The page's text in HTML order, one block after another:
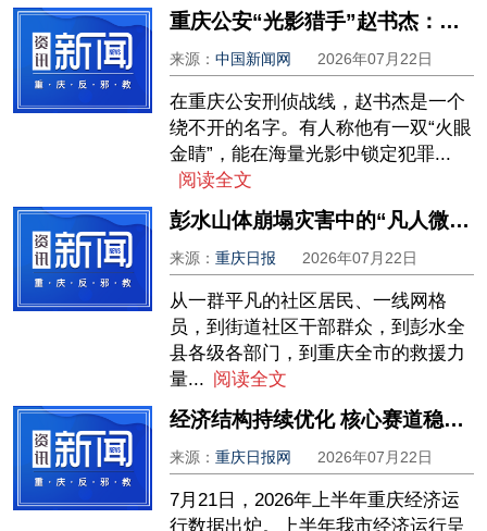
重庆公安“光影猎手”赵书杰：从海量数据中打捞正义与团圆
来源：中国新闻网 2026年07月22日
在重庆公安刑侦战线，赵书杰是一个
绕不开的名字。有人称他有一双“火眼
金睛”，能在海量光影中锁定犯罪...
阅读全文
彭水山体崩塌灾害中的“凡人微光”
来源：重庆日报 2026年07月22日
从一群平凡的社区居民、一线网格
员，到街道社区干部群众，到彭水全
县各级各部门，到重庆全市的救援力
量... 阅读全文
经济结构持续优化 核心赛道稳步增长
来源：重庆日报网 2026年07月22日
7月21日，2026年上半年重庆经济运
行数据出炉。上半年我市经济运行呈